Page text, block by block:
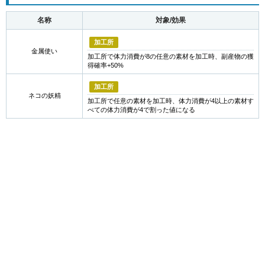
名称 対象/効果
金属使い
加工所
加工所で体力消費が8の任意の素材を加工時、副産物の獲
得確率+50%
ネコの妖精
加工所
加工所で任意の素材を加工時、体力消費が4以上の素材す
べての体力消費が4で割った値になる